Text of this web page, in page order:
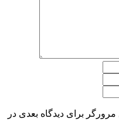
برای دیدگاه بعدی در